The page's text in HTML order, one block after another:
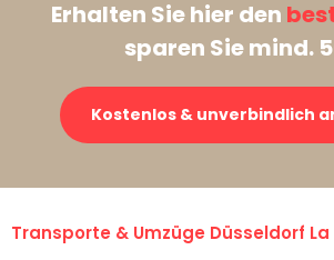
Erhalten Sie hier den
sparen Sie mind.
Kostenlos & unverbindlich
Transporte & Umzüge Düsseldorf